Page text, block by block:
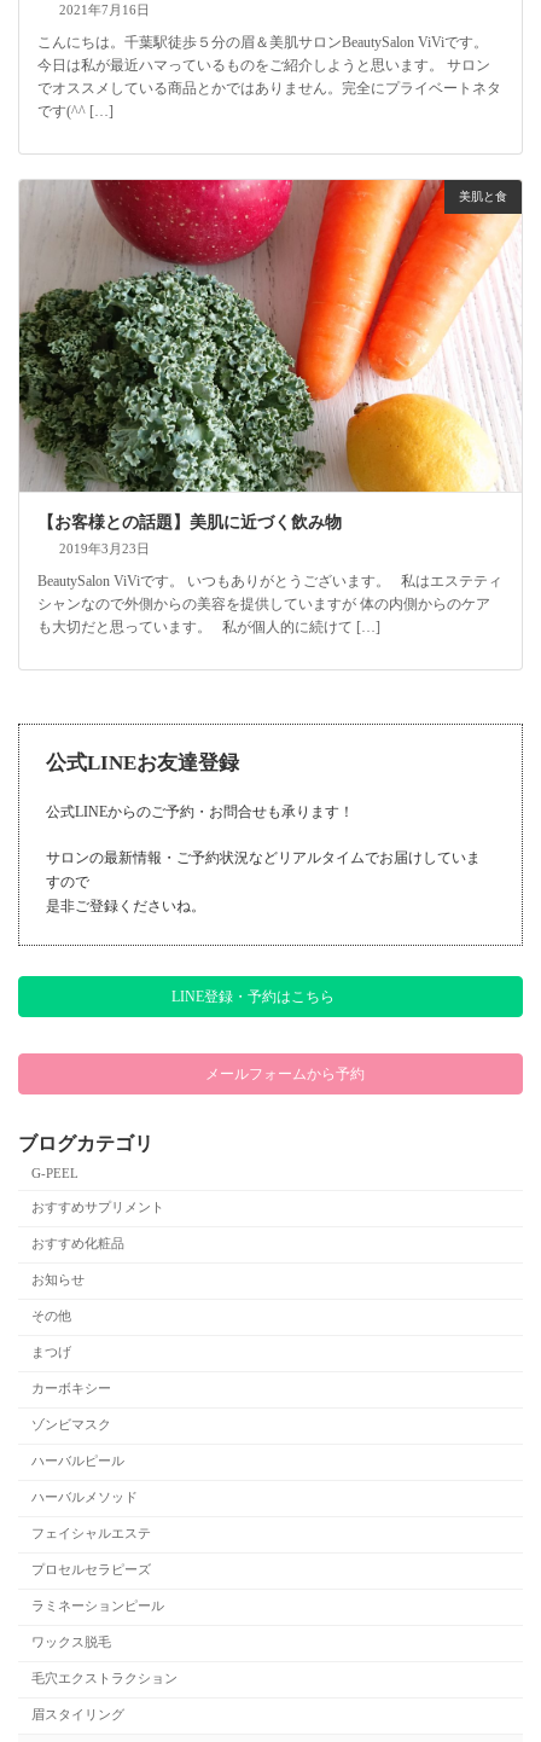
2021年7月16日
こんにちは。千葉駅徒歩５分の眉＆美肌サロンBeautySalon ViViです。
今日は私が最近ハマっているものをご紹介しようと思います。 サロン
でオススメしている商品とかではありません。完全にプライベートネタ
です(^^ […]
美肌と食
【お客様との話題】美肌に近づく飲み物
2019年3月23日
BeautySalon ViViです。 いつもありがとうございます。 私はエステティ
シャンなので外側からの美容を提供していますが 体の内側からのケア
も大切だと思っています。 私が個人的に続けて […]
公式LINEお友達登録
公式LINEからのご予約・お問合せも承ります！
サロンの最新情報・ご予約状況などリアルタイムでお届けしていま
すので
是非ご登録くださいね。
LINE登録・予約はこちら
メールフォームから予約
ブログカテゴリ
G-PEEL
おすすめサプリメント
おすすめ化粧品
お知らせ
その他
まつげ
カーボキシー
ゾンビマスク
ハーバルピール
ハーバルメソッド
フェイシャルエステ
プロセルセラピーズ
ラミネーションピール
ワックス脱毛
毛穴エクストラクション
眉スタイリング